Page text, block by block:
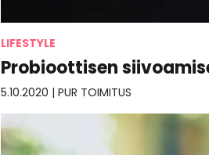
LIFESTYLE
Probioottisen
5.10.2020 | PUR TOIMITUS